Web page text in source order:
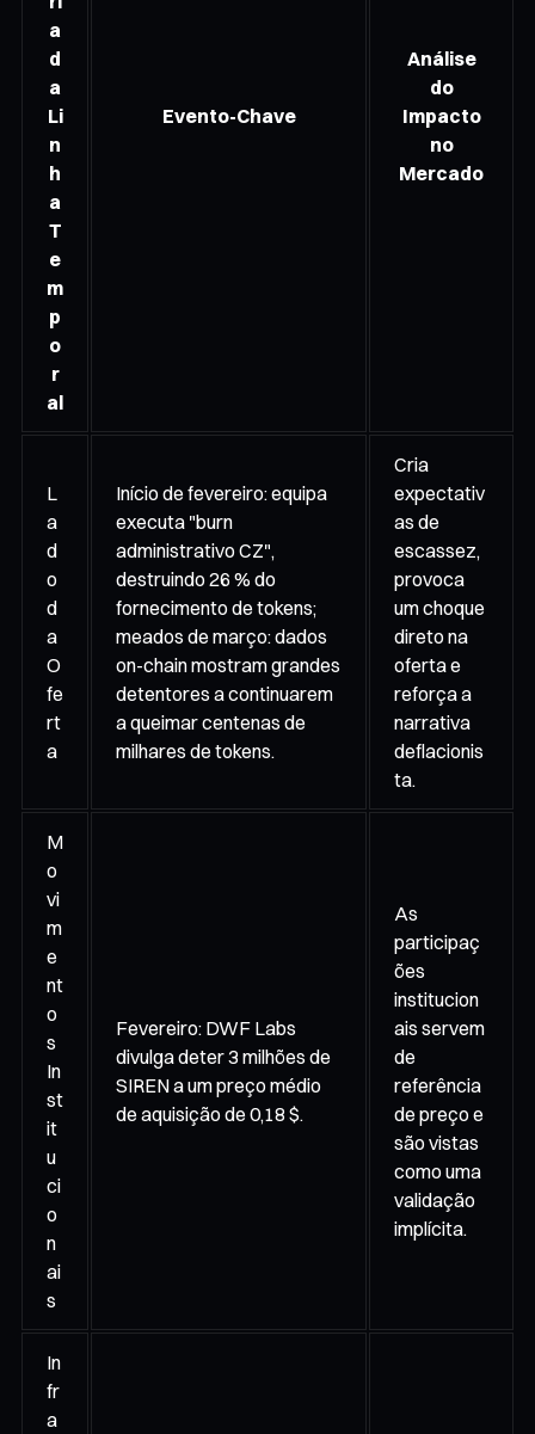
a
d
a
Li
n
h
a
T
e
m
p
o
r
al
Evento-Chave
Análise
do
Impacto
no
Mercado
L
a
d
o
d
a
O
fe
rt
a
Início de fevereiro: equipa
executa "burn
administrativo CZ",
destruindo 26 % do
fornecimento de tokens;
meados de março: dados
on-chain mostram grandes
detentores a continuarem
a queimar centenas de
milhares de tokens.
Cria
expectativ
as de
escassez,
provoca
um choque
direto na
oferta e
reforça a
narrativa
deflacionis
ta.
M
o
vi
m
e
nt
o
s
In
st
it
u
ci
o
n
ai
s
Fevereiro: DWF Labs
divulga deter 3 milhões de
SIREN a um preço médio
de aquisição de 0,18 $.
As
participaç
ões
institucion
ais servem
de
referência
de preço e
são vistas
como uma
validação
implícita.
In
fr
a